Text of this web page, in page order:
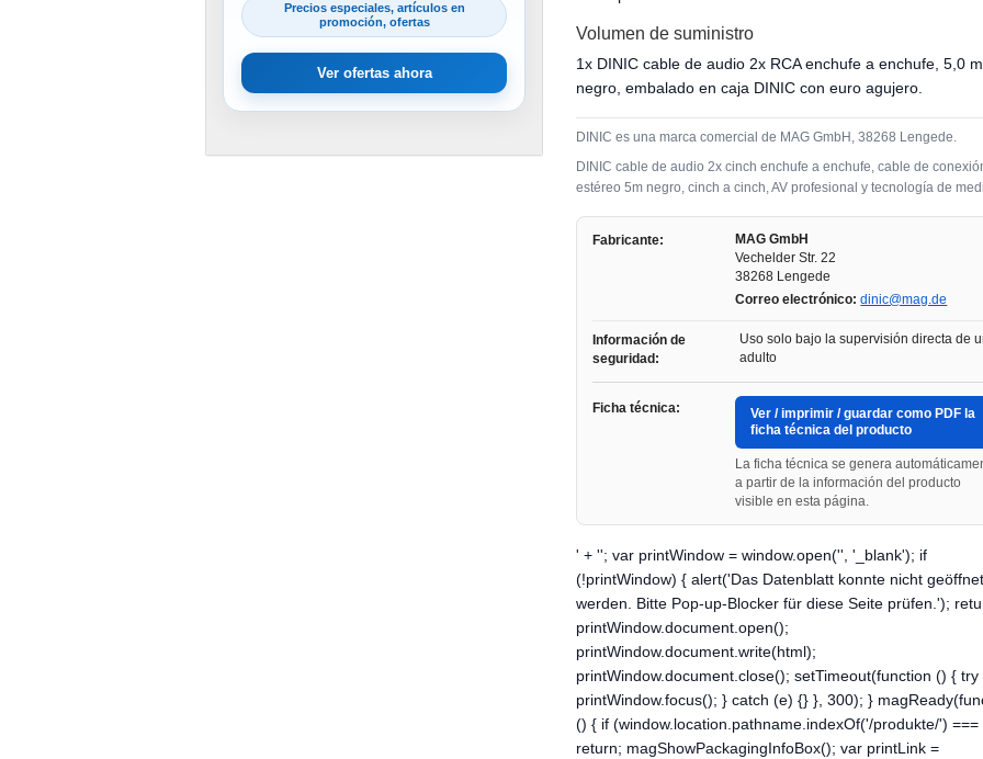
Volumen de suministro
1x DINIC cable de audio 2x RCA enchufe a enchufe, 5,0
negro, embalado en caja DINIC con euro agujero.
DINIC es una marca comercial de MAG GmbH, 38268 Lengede.
DINIC cable de audio 2x cinch enchufe a enchufe, cable de
estéreo 5m negro, cinch a cinch, AV profesional y tecnología de
Fabricante:
MAG GmbH
Vechelder Str. 22
38268 Lengede
Correo electrónico: dinic@mag.de
Información de
seguridad:
Uso solo bajo la supervisión directa de
adulto
Ficha técnica:
Ver / imprimir / guardar como PDF la
ficha técnica del producto
La ficha técnica se genera
a partir de la información del producto
visible en esta página.
' + ''; var printWindow = window.open('', '_blank'); if
(!printWindow) { alert('Das Datenblatt konnte nicht
werden. Bitte Pop-up-Blocker für diese Seite prüfen.');
printWindow.document.open();
printWindow.document.write(html);
printWindow.document.close(); setTimeout(function () { try
printWindow.focus(); } catch (e) {} }, 300); }
() { if (window.location.pathname.indexOf('/produkte/') ===
return; magShowPackagingInfoBox(); var printLink =
Precios especiales, artículos en
promoción, ofertas
Ver ofertas ahora